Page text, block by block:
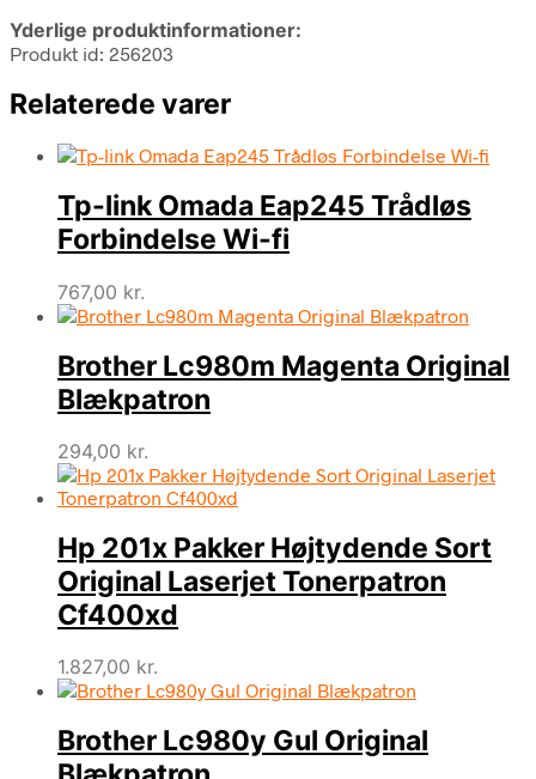
Yderlige produktinformationer:
Produkt id: 256203
Relaterede varer
Tp-link Omada Eap245 Trådløs
Forbindelse Wi-fi
767,00 kr.
Brother Lc980m Magenta Original
Blækpatron
294,00 kr.
Hp 201x Pakker Højtydende Sort
Original Laserjet Tonerpatron
Cf400xd
1.827,00 kr.
Brother Lc980y Gul Original